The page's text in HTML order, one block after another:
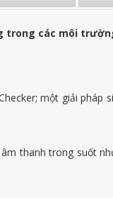
trong các môi
một giải pháp
thanh trong suốt